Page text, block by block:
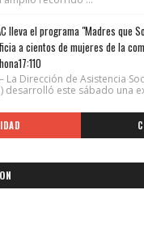
lleva el programa "Madres que
a cientos de mujeres de la
La Dirección de Asistencia
desarrolló este sábado una